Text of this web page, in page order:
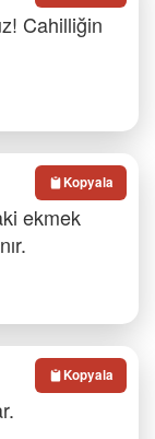
Cahilliğin
ekmek
Kopyala
Kopyala